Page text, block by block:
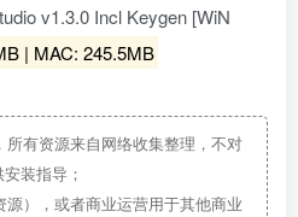
v1.3.0 Incl Keygen [WiN
| MAC: 245.5MB
有资源来自网络收集整理，不对
装指导；
），或者商业运营用于其他商业